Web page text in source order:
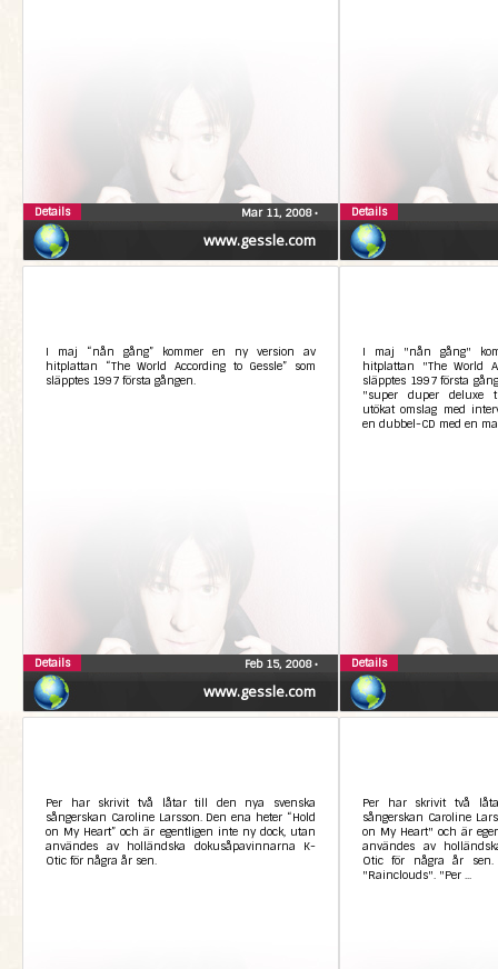
www.gessle.com
Mar 11, 2008•
Details Details
www.gessle.com
I maj “nån gång” kommer en ny version av
hitplattan “The World According to Gessle” som
släpptes 1997 första gången.
Feb 15, 2008•
Details
I maj "nån gång"
hitplattan "The World
släpptes 1997 första
"super duper deluxe
utökat omslag med
en dubbel-CD med en
Details
Per har skrivit två låtar till den nya svenska
sångerskan Caroline Larsson. Den ena heter “Hold
on My Heart” och är egentligen inte ny dock, utan
användes av holländska dokusåpavinnarna K-
Otic för några år sen.
Per har skrivit två
sångerskan Caroline
on My Heart" och är
användes av
Otic för några år
"Rainclouds". "Per ...